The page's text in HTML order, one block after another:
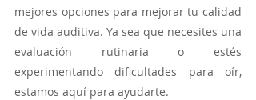
mejores opciones para mejorar tu calidad
de vida auditiva. Ya sea que necesites una
evaluación rutinaria o estés
experimentando dificultades para oír,
estamos aquí para ayudarte.